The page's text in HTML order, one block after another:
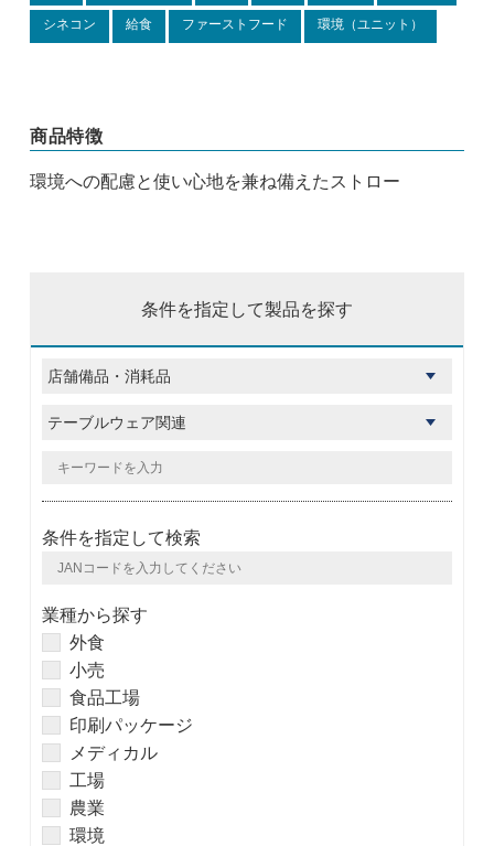
シネコン 給食 ファーストフード 環境（ユニット）
商品特徴
環境への配慮と使い心地を兼ね備えたストロー
条件を指定して製品を探す
条件を指定して検索
業種から探す
外食
小売
食品工場
印刷パッケージ
メディカル
工場
農業
環境